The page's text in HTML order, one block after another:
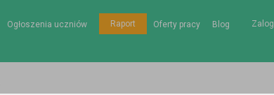
Ogłoszenia uczniów Raport Oferty pracy Blog